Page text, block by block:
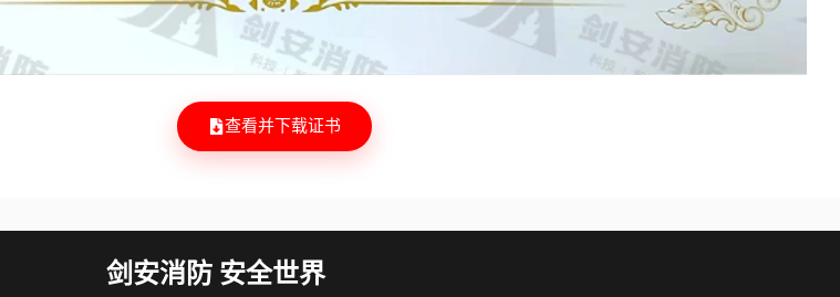
查看并下载证书
剑安消防 安全世界